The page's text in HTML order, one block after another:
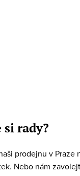
rady?
prodejnu v Praze
Nebo nám